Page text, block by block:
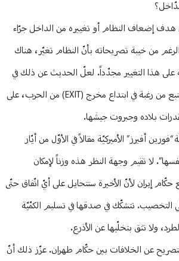
هدف إضعاف النظام أو تغييره من الداخل جرّاء
من خيبة تصريحاته بأنّ النظام تغيّر، هناك
على هذا التغيير مجدّداً. لعلّ الحديث عن ذلك في
بعض الأوساط الأميركيّة ينبع من رغبة في ابتداع مخرج (EXIT) من الحرب، على
بلاده وجبروت جيشها.
أفيرز” الأميركيّة مقالاً في الأوّل من أيّار
لا تقيم وجهة النظر هذه وزناً لإمكان
إيران لأنّ الأخيرة ستتحايل على أيّ اتّفاق حتّى
التخصيب. تتشكّك في صدقها في تسليم الكمّيّة
ولا تثق بتخلّيها عن الأذرع.
التصريح عن الخلافات بين حكّام طهران. عزّز ذلك أنّ